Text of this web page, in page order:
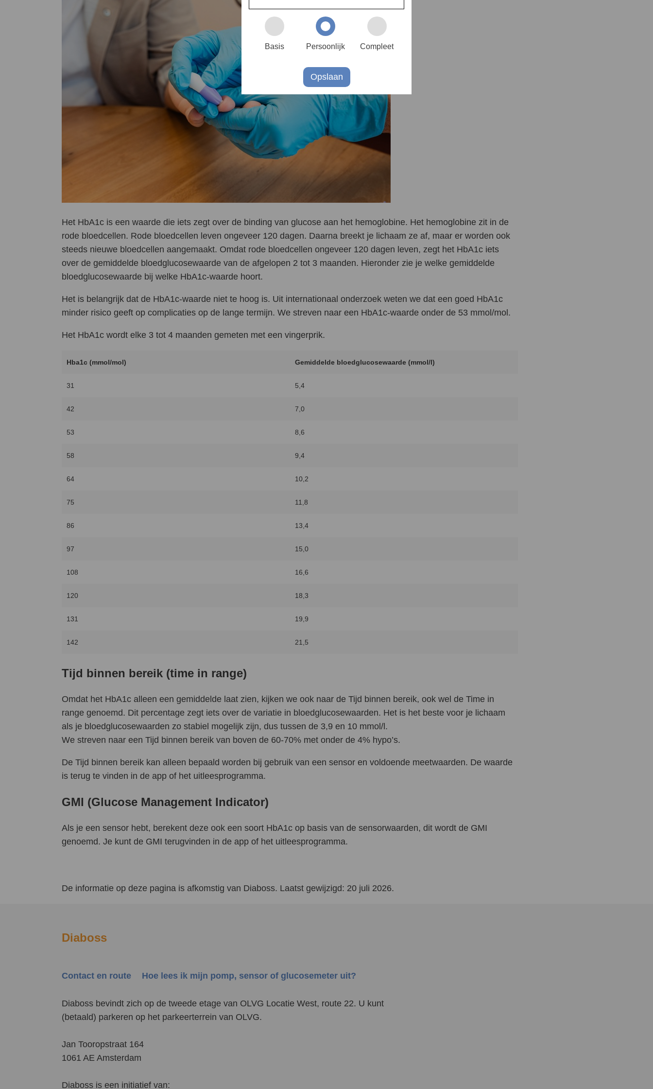
Diaboss vergoed door
verzekering
Value-Based Health Care
Psychologie
Diëtetiek
Maatschappelijk werk
Handige websites
Het HbA1c is een waarde die iets zegt over de binding van glucose aan het hemoglobine. Het hemoglobine zit in de
rode bloedcellen. Rode bloedcellen leven ongeveer 120 dagen. Daarna breekt je lichaam ze af, maar er worden ook
steeds nieuwe bloedcellen aangemaakt. Omdat rode bloedcellen ongeveer 120 dagen leven, zegt het HbA1c iets
over de gemiddelde bloedglucosewaarde van de afgelopen 2 tot 3 maanden. Hieronder zie je welke gemiddelde
bloedglucosewaarde bij welke HbA1c-waarde hoort.
Het is belangrijk dat de HbA1c-waarde niet te hoog is. Uit internationaal onderzoek weten we dat een goed HbA1c
minder risico geeft op complicaties op de lange termijn. We streven naar een HbA1c-waarde onder de 53 mmol/mol.
Het HbA1c wordt elke 3 tot 4 maanden gemeten met een vingerprik.
Hba1c (mmol/mol) Gemiddelde bloedglucosewaarde (mmol/l)
31 5,4
42 7,0
53 8,6
58 9,4
64 10,2
75 11,8
86 13,4
97 15,0
108 16,6
120 18,3
131 19,9
142 21,5
Tijd binnen bereik (time in range)
Omdat het HbA1c alleen een gemiddelde laat zien, kijken we ook naar de Tijd binnen bereik, ook wel de Time in
range genoemd. Dit percentage zegt iets over de variatie in bloedglucosewaarden. Het is het beste voor je lichaam
als je bloedglucosewaarden zo stabiel mogelijk zijn, dus tussen de 3,9 en 10 mmol/l.
We streven naar een Tijd binnen bereik van boven de 60-70% met onder de 4% hypo’s.
De Tijd binnen bereik kan alleen bepaald worden bij gebruik van een sensor en voldoende meetwaarden. De waarde
is terug te vinden in de app of het uitleesprogramma.
GMI (Glucose Management Indicator)
Als je een sensor hebt, berekent deze ook een soort HbA1c op basis van de sensorwaarden, dit wordt de GMI
genoemd. Je kunt de GMI terugvinden in de app of het uitleesprogramma.
De informatie op deze pagina is afkomstig van Diaboss. Laatst gewijzigd: 20 juli 2026.
Diaboss
Contact en route Hoe lees ik mijn pomp, sensor of glucosemeter uit?
Diaboss bevindt zich op de tweede etage van OLVG Locatie West, route 22. U kunt
(betaald) parkeren op het parkeerterrein van OLVG.
Jan Tooropstraat 164
1061 AE Amsterdam
Diaboss is een initiatief van:
Basis Persoonlijk Compleet
Opslaan